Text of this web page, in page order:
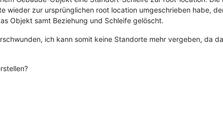
wieder zur ursprünglichen root location umgeschrieben habe,
Objekt samt Beziehung und Schleife gelöscht.
ich kann somit keine Standorte mehr vergeben, da